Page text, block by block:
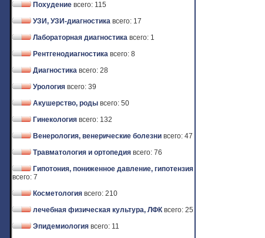
Похудение всего: 115
УЗИ, УЗИ-диагностика всего: 17
Лабораторная диагностика всего: 1
Рентгенодиагностика всего: 8
Диагностика всего: 28
Урология всего: 39
Акушерство, роды всего: 50
Гинекология всего: 132
Венерология, венерические болезни всего: 47
Травматология и ортопедия всего: 76
Гипотония, пониженное давление, гипотензия
всего: 7
Косметология всего: 210
лечебная физическая культура, ЛФК всего: 25
Эпидемиология всего: 11